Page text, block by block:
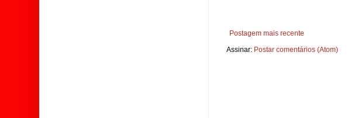
Postagem mais recente
Assinar: Postar comentários (Atom)